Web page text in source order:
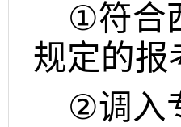
①符合
规定的报
②调入